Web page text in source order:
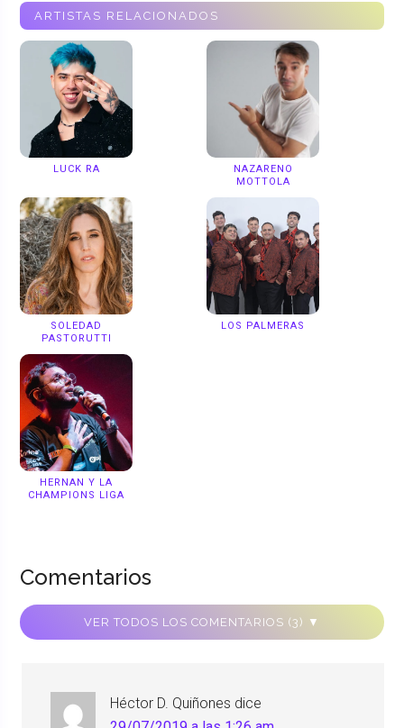
ARTISTAS RELACIONADOS
LUCK RA
NAZARENO
MOTTOLA
SOLEDAD
PASTORUTTI
LOS PALMERAS
HERNAN Y LA
CHAMPIONS LIGA
Comentarios
VER TODOS LOS COMENTARIOS (3) ▼
Héctor D. Quiñones dice